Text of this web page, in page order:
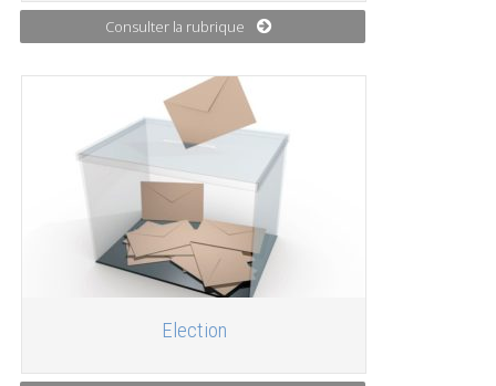
Consulter la rubrique
Election